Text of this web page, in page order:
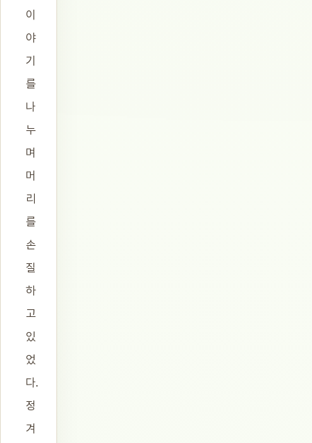
이
야
기
를
나
누
며
머
리
를
손
질
하
고
있
었
다.
정
겨